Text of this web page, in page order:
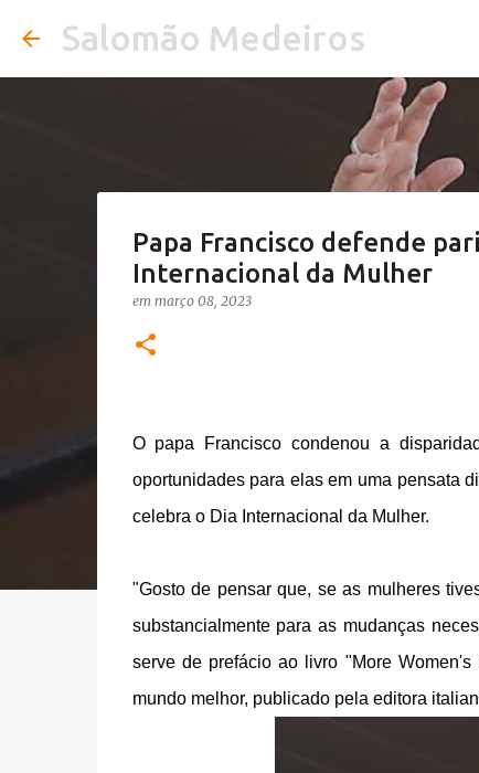
Salomão Medeiros
Papa Francisco defende
Internacional da Mulher
em março 08, 2023
O papa Francisco condenou a
oportunidades para elas em uma pensata
celebra o Dia Internacional da Mulher.
"Gosto de pensar que, se as mulheres
substancialmente para as mudanças
serve de prefácio ao livro "More
mundo melhor, publicado pela editora